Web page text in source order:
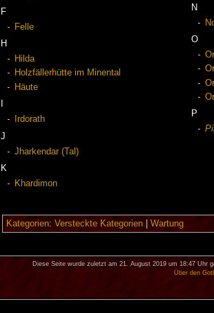
F
Felle
H
Hilda
Holzfällerhütte im Minental
Häute
Irdorath
J
Jharkendar (Tal)
K
Khardimon
N
O
P
Kategorien: Versteckte Kategorien| Wartung
Diese Seite wurde zuletzt am 21. August 2019 um 18:47 Uhr
Über den